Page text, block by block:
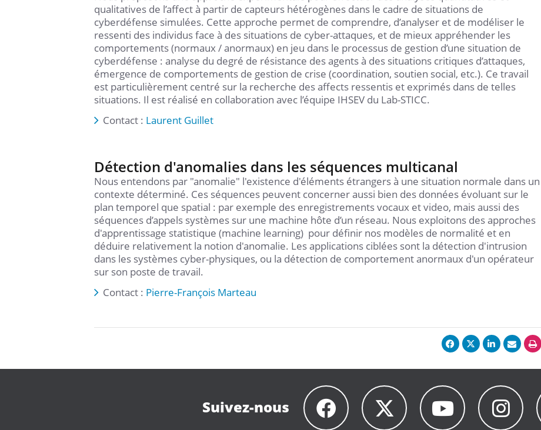
qualitatives de l’affect à partir de capteurs hétérogènes dans le cadre de situations de
cyberdéfense simulées. Cette approche permet de comprendre, d’analyser et de modéliser le
ressenti des individus face à des situations de cyber-attaques, et de mieux appréhender les
comportements (normaux / anormaux) en jeu dans le processus de gestion d’une situation de
cyberdéfense : analyse du degré de résistance des agents à des situations critiques d’attaques,
émergence de comportements de gestion de crise (coordination, soutien social, etc.). Ce travail
est particulièrement centré sur la recherche des affects ressentis et exprimés dans de telles
situations. Il est réalisé en collaboration avec l’équipe IHSEV du Lab-STICC.
Contact : Laurent Guillet
Détection d'anomalies dans les séquences multicanal
Nous entendons par "anomalie" l'existence d'éléments étrangers à une situation normale dans un
contexte déterminé. Ces séquences peuvent concerner aussi bien des données évoluant sur le
plan temporel que spatial : par exemple des enregistrements vocaux et video, mais aussi des
séquences d’appels systèmes sur une machine hôte d’un réseau. Nous exploitons des approches
d'apprentissage statistique (machine learning) pour définir nos modèles de normalité et en
déduire relativement la notion d'anomalie. Les applications ciblées sont la détection d'intrusion
dans les systèmes cyber-physiques, ou la détection de comportement anormaux d'un opérateur
sur son poste de travail.
Contact : Pierre-François Marteau
Suivez-nous